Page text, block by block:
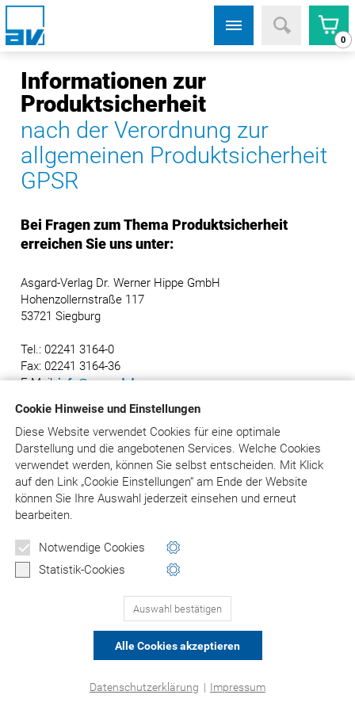
Cookie Hinweise und Einstellungen
Diese Website verwendet Cookies für eine optimale
Darstellung und die angebotenen Services. Welche Cookies
verwendet werden, können Sie selbst entscheiden. Mit Klick
aufden Link „Cookie Einstellungen“ am Ende der Website
können Sie Ihre Auswahl jederzeit einsehen und erneut
bearbeiten.
Notwendige Cookies
Statistik-Cookies
Auswahl bestätigen
Alle Cookies akzeptieren
Datenschutzerklärung | Impressum
0
Informationen zur
Produktsicherheit
nach der Verordnung zur
allgemeinen Produktsicherheit
GPSR
Bei Fragen zum Thema Produktsicherheit
erreichen Sie uns unter:
Asgard-Verlag Dr. Werner Hippe GmbH
Hohenzollernstraße 117
53721 Siegburg
Tel.: 02241 3164-0
Fax: 02241 3164-36
E-Mail:info@asgard.de
© Asgard-Verlag Dr. Werner Hippe GmbH